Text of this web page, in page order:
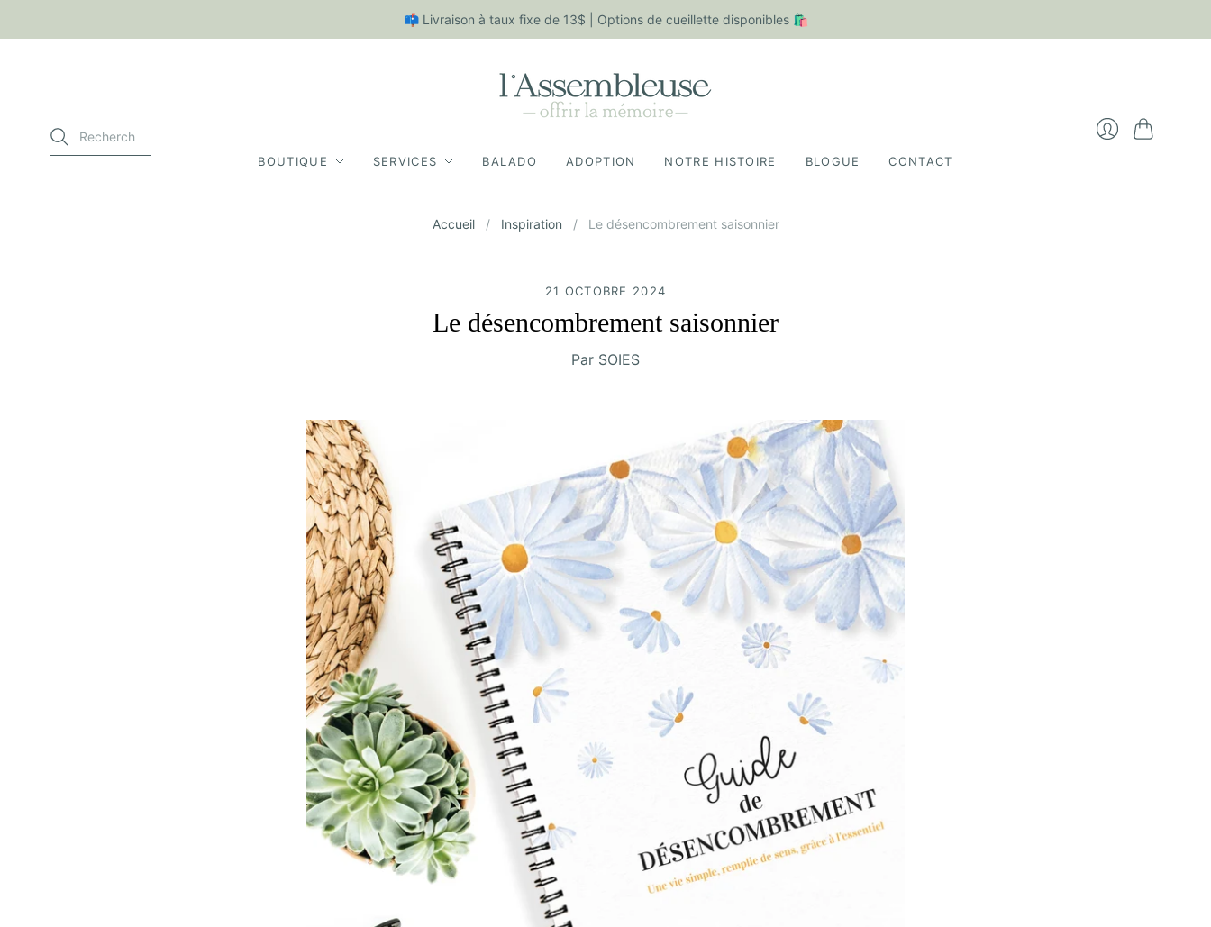
📫 Livraison à taux fixe de 13$ | Options de cueillette disponibles 🛍
BOUTIQUE SERVICES BALADO ADOPTION NOTRE HISTOIRE BLOGUE CONTACT
Accueil / Inspiration / Le désencombrement saisonnier
21 OCTOBRE 2024
Le désencombrement saisonnier
Par SOIES